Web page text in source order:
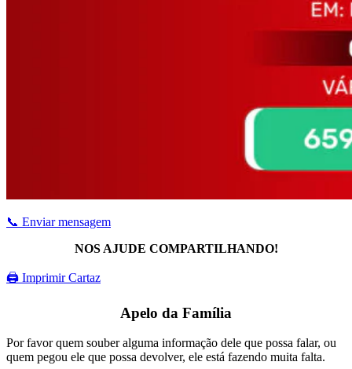
📞 Enviar mensagem
NOS AJUDE COMPARTILHANDO!
🖨 Imprimir Cartaz
Apelo da Família
Por favor quem souber alguma informação dele que possa falar, ou
quem pegou ele que possa devolver, ele está fazendo muita falta.